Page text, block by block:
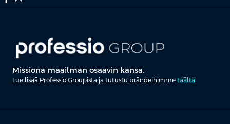
Missiona maailman osaavin kansa.
Lue lisää Professio Groupista ja tutustu brändeihimme täältä.